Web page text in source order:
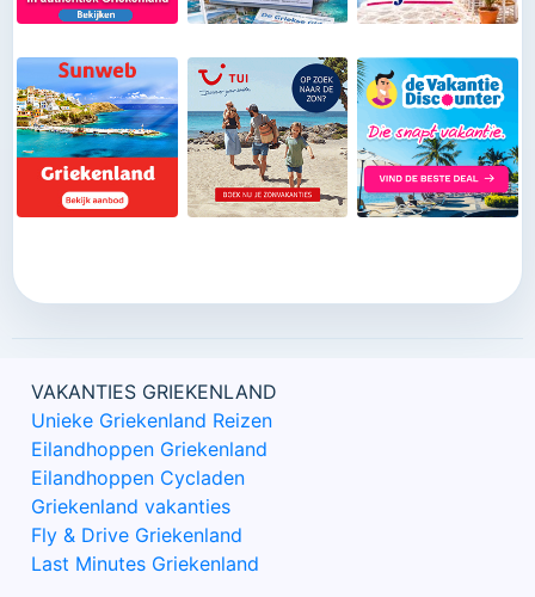
VAKANTIES GRIEKENLAND
Unieke Griekenland Reizen
Eilandhoppen Griekenland
Eilandhoppen Cycladen
Griekenland vakanties
Fly & Drive Griekenland
Last Minutes Griekenland